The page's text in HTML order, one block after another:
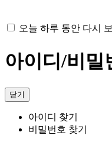
오늘 하루 동안 다시
아이디/비밀
닫기
아이디 찾기
비밀번호 찾기